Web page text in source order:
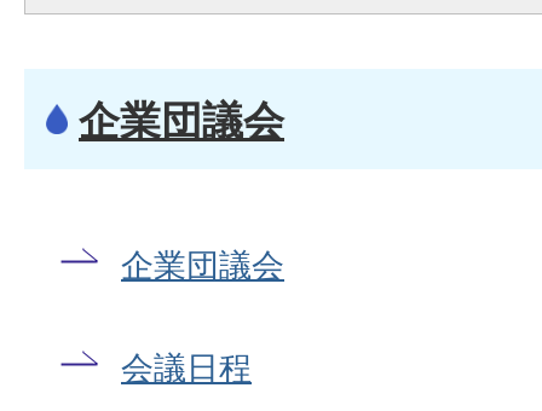
企業団議会
企業団議会
会議日程